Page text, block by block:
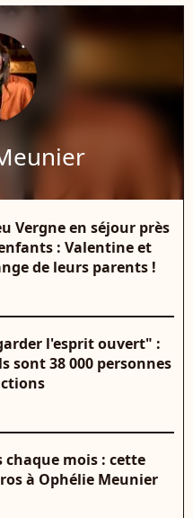
Vergne en séjour près
: Valentine et
de leurs parents !
l'esprit ouvert" :
sont 38 000 personnes
mois : cette
à Ophélie Meunier